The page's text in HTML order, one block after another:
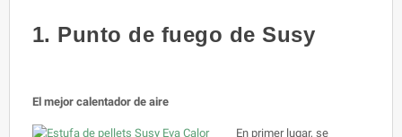
1. Punto de fuego de Susy
El mejor calentador de aire
En primer lugar, se